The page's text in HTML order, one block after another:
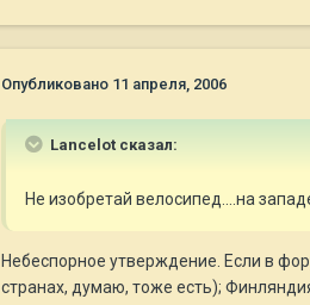
Опубликовано 11 апреля, 2006
Lancelot сказал:
Не изобретай велосипед....на
Небеспорное утверждение. Если в
странах, думаю, тоже есть);